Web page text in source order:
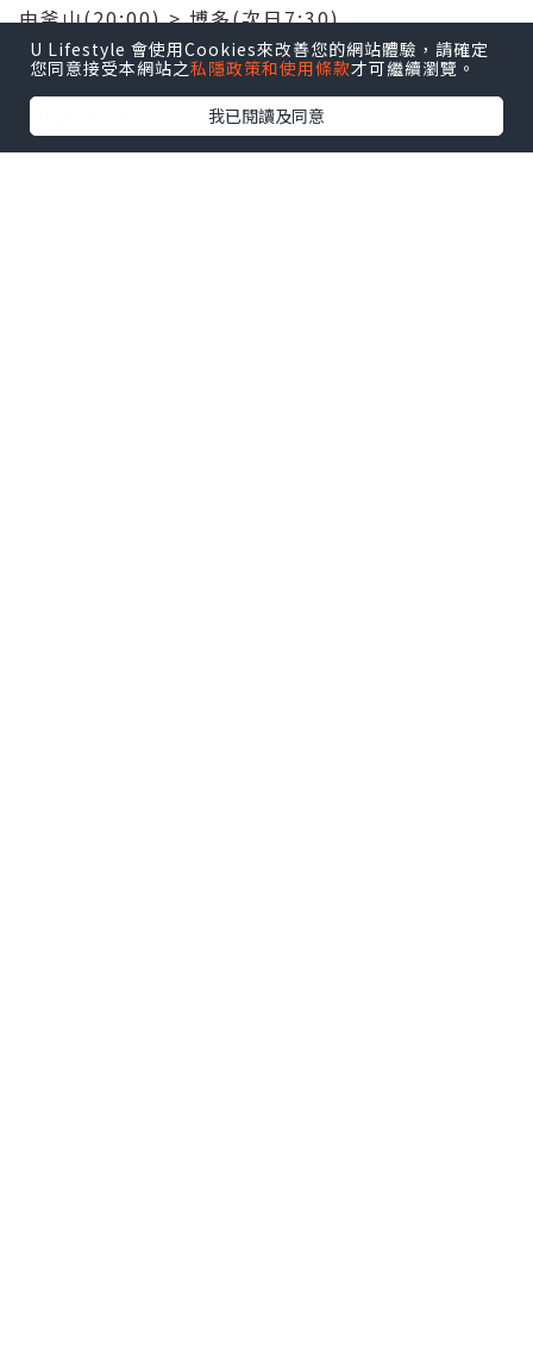
由釜山(20:00) > 博多(次日7:30)
所以，選乘釜山>博多的航班是超級抵玩的! （能節省一
U Lifestyle 會使用Cookies來改善您的網站體驗，請確定
您同意接受本網站之私隱政策和使用條款才可繼續瀏覽。
我已閱讀及同意